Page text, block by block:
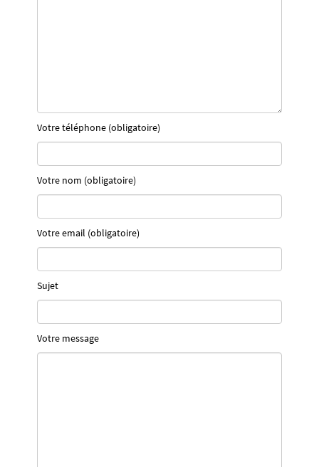
Votre téléphone (obligatoire)
Votre nom (obligatoire)
Votre email (obligatoire)
Sujet
Votre message